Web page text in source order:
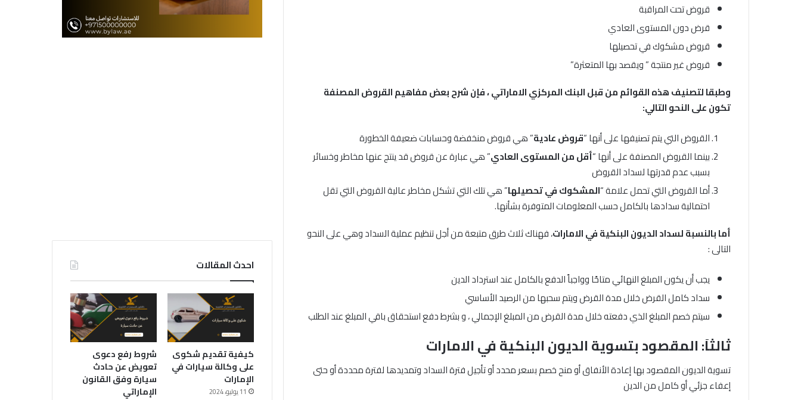
قروض تحت المراقبة
قرض دون المستوى العادي
قروض مشكوك في تحصيلها
قروض غير منتجة ” ويقصد بها المتعثرة”
وطبقا لتصنيف هذه القوائم من قبل البنك المركزي الاماراتي ، فإن شرح بعض مفاهيم القروض المصنفة
تكون على النحو التالي:
القروض التي يتم تصنيفها على أنها “قروض عادية” هي قروض منخفضة وحسابات ضعيفة الخطورة
بينما القروض المصنفة على أنها “أقل من المستوى العادي” هي عبارة عن قروض قد ينتج عنها مخاطر وخسائر
بسبب عدم قدرتها لسداد القروض
أما القروض التي تحمل علامة “المشكوك في تحصيلها” هي تلك التي تشكل مخاطر عالية القروض التي تقل
احتمالية سدادها بالكامل حسب المعلومات المتوفرة بشأنها.
أما بالنسبة لسداد الديون البنكية في الامارات، فهناك ثلاث طرق متبعة من أجل تنظيم عملية السداد وهي على النحو
التالى :
يجب أن يكون المبلغ النهائي متاحًا وواجباً الدفع بالكامل عند استرداد الدين
سداد كامل القرض خلال مدة القرض ويتم سحبها من الرصيد الأساسي
سيتم خصم المبلغ الذي دفعته خلال مدة القرض من المبلغ الإجمالي ، و بشرط دفع استحقاق باقي المبلغ عند الطلب
ثالثاَ: المقصود بتسوية الديون البنكية في الامارات
تسوية الديون المقصود بها إعادة الأنفاق أو منح خصم بسعر محدد أو تأجيل فترة السداد وتمديدها لفترة محددة أو حتى
إعفاء جزئي أو كامل من الدين
احدث المقالات
كيفية تقديم شكوى
على وكالة سيارات في
الإمارات
11 يوليو، 2024
شروط رفع دعوى
تعويض عن حادث
سيارة وفق القانون
الإماراتي